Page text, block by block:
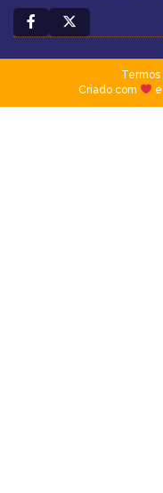
Termos|
Criado com
e